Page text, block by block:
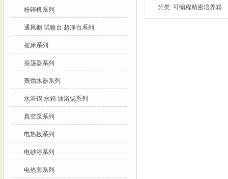
分类: 可编程精密培养箱
粉碎机系列
通风橱 试验台 超净台系列
摇床系列
振荡器系列
蒸馏水器系列
水浴锅 水箱 油浴锅系列
真空泵系列
电热板系列
电砂浴系列
电热套系列